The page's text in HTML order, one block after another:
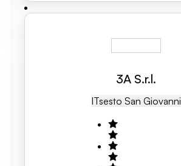
3A S.r.l.
ITSesto San Giovanni